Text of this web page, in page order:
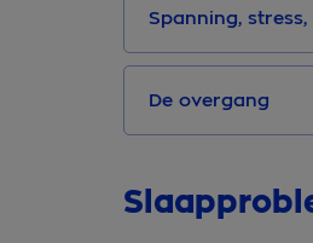
Spanning,
De overgang